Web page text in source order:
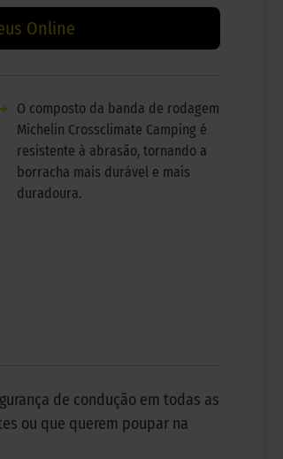
Online
O composto da banda de rodagem
Michelin Crossclimate Camping é
resistente à abrasão, tornando a
borracha mais durável e mais
duradoura.
de condução em todas as
ou que querem poupar na